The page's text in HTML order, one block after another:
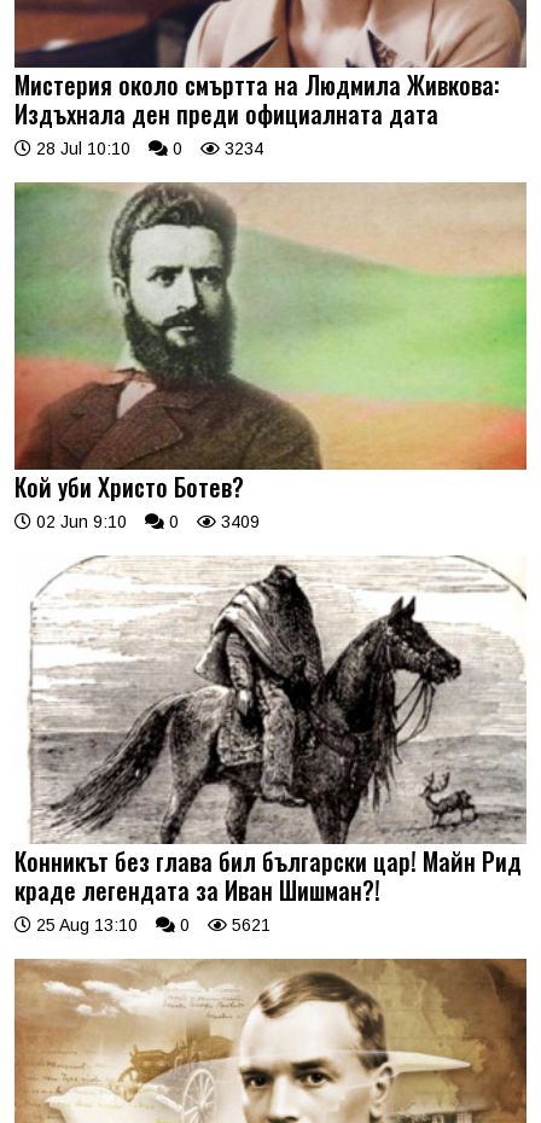
Мистерия около смъртта на Людмила Живкова:
Издъхнала ден преди официалната дата
28 Jul 10:10 0 3234
Кой уби Христо Ботев?
02 Jun 9:10 0 3409
Конникът без глава бил български цар! Майн Рид
краде легендата за Иван Шишман?!
25 Aug 13:10 0 5621